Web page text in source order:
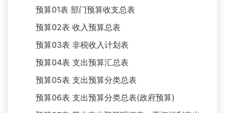
预算01表 部门预算收支总表
预算02表 收入预算总表
预算03表 非税收入计划表
预算04表 支出预算汇总表
预算05表 支出预算分类总表
预算06表 支出预算分类总表(政府预算)